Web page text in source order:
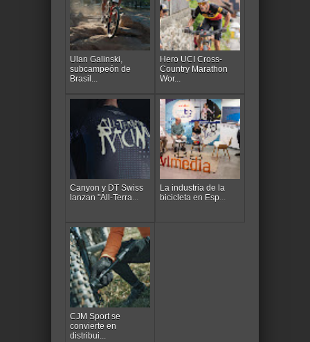
Ulan Galinski,
subcampeón de
Brasil...
Hero UCI Cross-
Country Marathon
Wor...
Canyon y DT Swiss
lanzan "All-Terra...
La industria de la
bicicleta en Esp...
CJM Sport se
convierte en
distribui...